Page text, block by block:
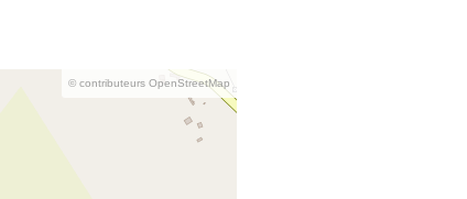
© contributeurs OpenStreetMap